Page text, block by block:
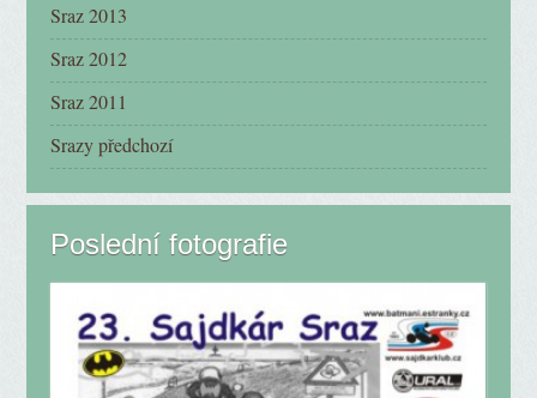
Sraz 2013
Sraz 2012
Sraz 2011
Srazy předchozí
Poslední fotografie